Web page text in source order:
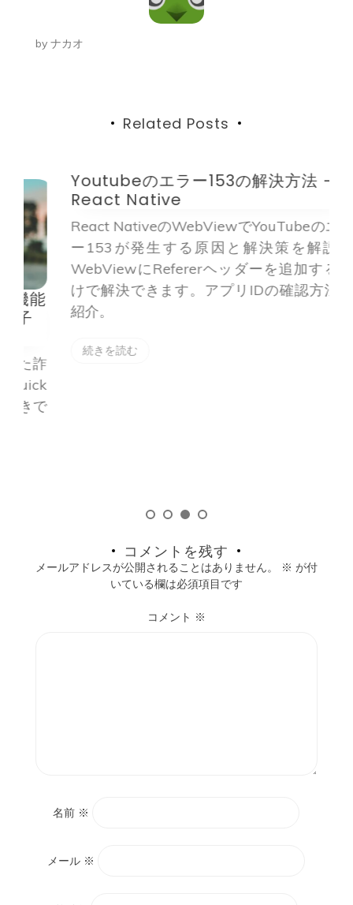
シ
by ナカオ
Related Posts
Youtubeのエラー153の解決方法 –
React Native
React NativeのWebViewでYouTubeのエラ
ー153が発生する原因と解決策を解説。
WebViewにRefererヘッダーを追加するだ
けで解決できます。アプリIDの確認方法も
紹介。
続きを読む
コメントを残す
メールアドレスが公開されることはありません。 ※ が付
いている欄は必須項目です
コメント ※
名前 ※
メール ※